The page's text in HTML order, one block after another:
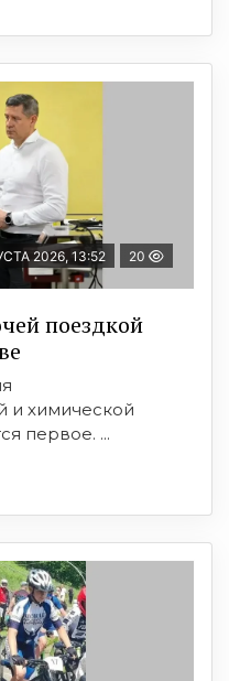
2026, 13:52 20
поездкой
и химической
первое. ...